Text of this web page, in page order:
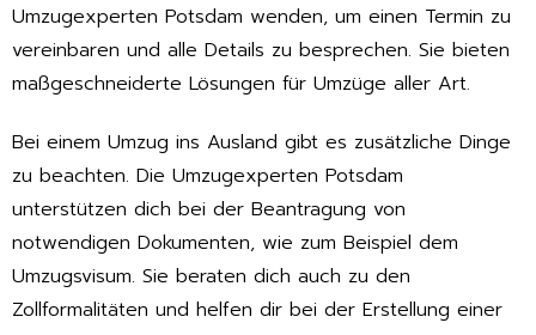
Umzugexperten Potsdam wenden, um einen Termin zu
vereinbaren und alle Details zu besprechen. Sie bieten
maßgeschneiderte Lösungen für Umzüge aller Art.
Bei einem Umzug ins Ausland gibt es zusätzliche Dinge
zu beachten. Die Umzugexperten Potsdam
unterstützen dich bei der Beantragung von
notwendigen Dokumenten, wie zum Beispiel dem
Umzugsvisum. Sie beraten dich auch zu den
Zollformalitäten und helfen dir bei der Erstellung einer